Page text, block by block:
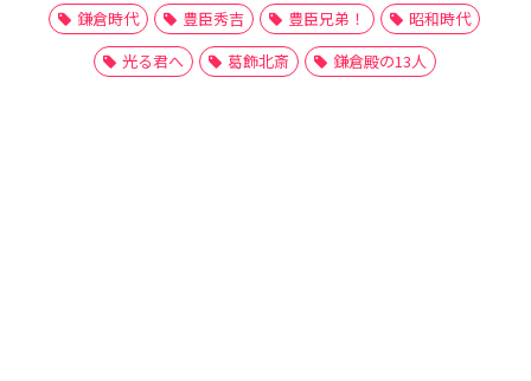
鎌倉時代
豊臣秀吉 豊臣兄弟！
昭和時代
光る君へ
葛飾北斎 鎌倉殿の13人